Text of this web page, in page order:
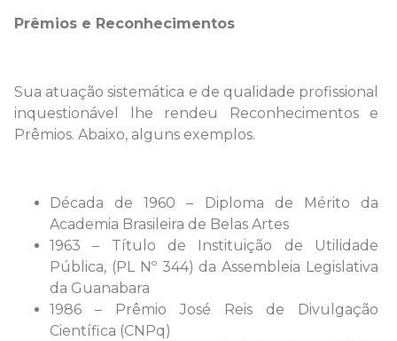
Prêmios e Reconhecimentos
Sua atuação sistemática e de qualidade profissional
inquestionável lhe rendeu Reconhecimentos e
Prêmios. Abaixo, alguns exemplos.
Década de 1960 – Diploma de Mérito da
Academia Brasileira de Belas Artes
1963 – Título de Instituição de Utilidade
Pública, (PL Nº 344) da Assembleia Legislativa
da Guanabara
1986 – Prêmio José Reis de Divulgação
Científica (CNPq)